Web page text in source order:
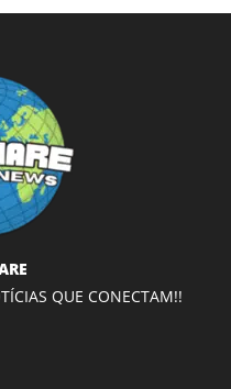
QUE CONECTAM!!